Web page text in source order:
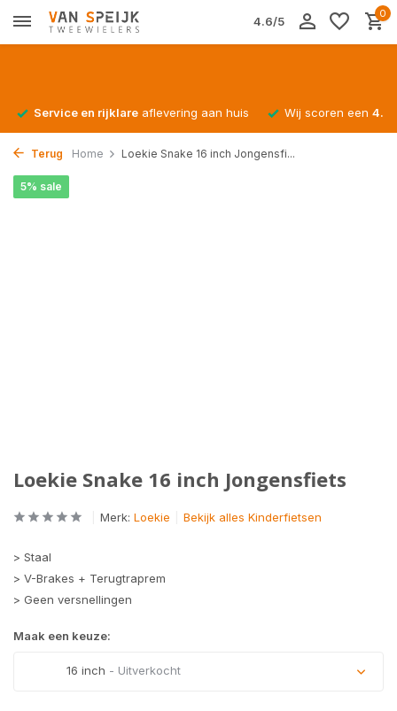
4.6/5
0
Service en rijklare aflevering aan huis Wij scoren een
Terug Home Loekie Snake 16 inch Jongensfi...
Loekie Snake 16 inch Jongensfiets
5% sale
Merk: Loekie Bekijk alles Kinderfietsen
> Staal
> V-Brakes + Terugtraprem
> Geen versnellingen
Maak een keuze:
16 inch - Uitverkocht